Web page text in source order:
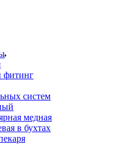
фитинг
систем
медная
в бухтах